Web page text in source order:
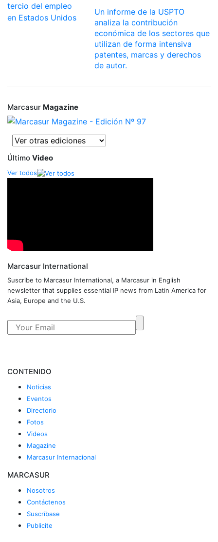
Un informe de la USPTO
analiza la contribución
económica de los sectores que
utilizan de forma intensiva
patentes, marcas y derechos
de autor.
Marcasur Magazine
Último Video
Ver todos
Marcasur International
Suscribe to Marcasur International, a Marcasur in English
newsletter that supplies essential IP news from Latin America for
Asia, Europe and the U.S.
CONTENIDO
Noticias
Eventos
Directorio
Fotos
Videos
Magazine
Marcasur Internacional
MARCASUR
Nosotros
Contáctenos
Suscríbase
Publicite